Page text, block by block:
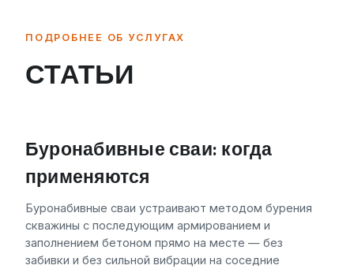
ПОДРОБНЕЕ ОБ УСЛУГАХ
СТАТЬИ
Буронабивные сваи: когда
применяются
Буронабивные сваи устраивают методом бурения
скважины с последующим армированием и
заполнением бетоном прямо на месте — без
забивки и без сильной вибрации на соседние